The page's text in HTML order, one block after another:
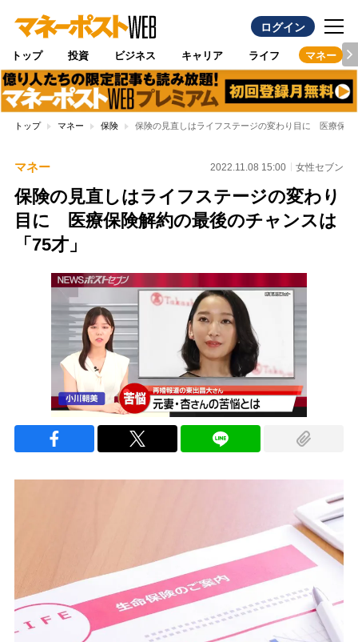
ログイン
トップ 投資 ビジネス キャリア ライフ マネー
トップ マネー 保険 保険の見直しはライフステージの変わり目に 医療保険
マネー 2022.11.08 15:00 女性セブン
保険の見直しはライフステージの変わり
目に 医療保険解約の最後のチャンスは
「75才」